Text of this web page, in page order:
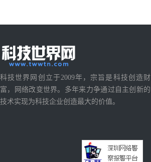
科技世界网创立于2009年，宗旨是科技创造财
富，网络改变世界。多年来力争通过自主创新的
技术实现为科技企业创造最大的价值。